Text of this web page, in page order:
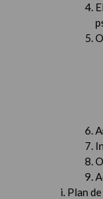
Plan